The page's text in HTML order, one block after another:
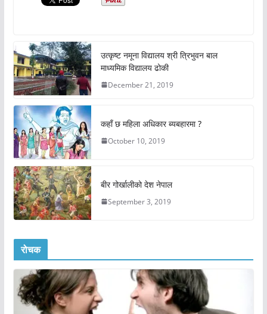
उत्कृष्ट नमूना विद्यालय श्री त्रिभुवन बाल
माध्यमिक विद्यालय ढोकी
December 21, 2019
कहाँ छ महिला अधिकार ब्यबहारमा ?
October 10, 2019
बीर गोर्खालीको देश नेपाल
September 3, 2019
रोचक